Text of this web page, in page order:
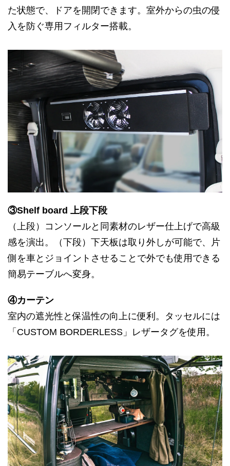
た状態で、ドアを開閉できます。室外からの虫の侵
入を防ぐ専用フィルター搭載。
③Shelf board 上段下段
（上段）コンソールと同素材のレザー仕上げで高級
感を演出。（下段）下天板は取り外しが可能で、片
側を車とジョイントさせることで外でも使用できる
簡易テーブルへ変身。
④カーテン
室内の遮光性と保温性の向上に便利。タッセルには
「CUSTOM BORDERLESS」レザータグを使用。